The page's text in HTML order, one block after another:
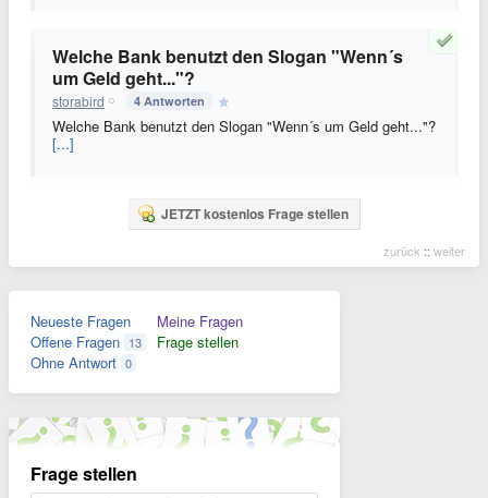
Welche Bank benutzt den Slogan "Wenn´s
um Geld geht..."?
storabird 4 Antworten
Welche Bank benutzt den Slogan "Wenn´s um Geld geht..."?
[...]
JETZT kostenlos Frage stellen
zurück :: weiter
Neueste Fragen
Offene Fragen 13
Ohne Antwort 0
Meine Fragen
Frage stellen
Frage stellen